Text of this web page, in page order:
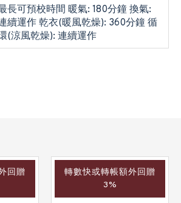
長可預校時間 暖氣: 180分鐘 換氣:
續運作 乾衣(暖風乾燥): 360分鐘 循
(涼風乾燥): 連續運作
回贈
轉數快或轉帳額外回贈
3%